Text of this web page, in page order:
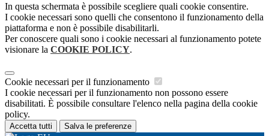
In questa schermata è possibile scegliere quali cookie consentire.
I cookie necessari sono quelli che consentono il funzionamento della
piattaforma e non è possibile disabilitarli.
Per conoscere quali sono i cookie necessari al funzionamento potete
visionare la COOKIE POLICY.
Cookie necessari per il funzionamento
I cookie necessari per il funzionamento non possono essere
disabilitati. È possibile consultare l'elenco nella pagina della cookie
policy.
Accetta tutti Salva le preferenze